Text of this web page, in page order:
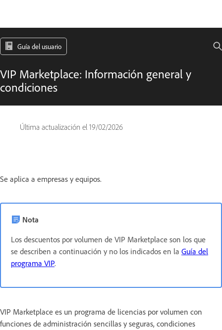
Guía del usuario
VIP Marketplace: Información general y
condiciones
Última actualización el 19/02/2026
Se aplica a empresas y equipos.
Nota
Los descuentos por volumen de VIP Marketplace son los que
se describen a continuación y no los indicados en la Guía del
programa VIP.
VIP Marketplace es un programa de licencias por volumen con
funciones de administración sencillas y seguras, condiciones